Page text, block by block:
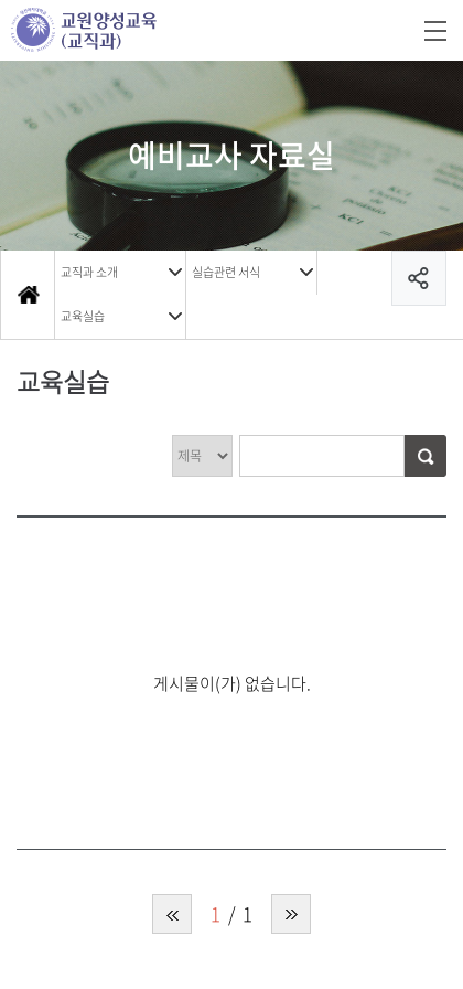
예비교사 자료실
교직과 소개 실습관련 서식
교육실습
교육실습
게시물이(가) 없습니다.
1 1